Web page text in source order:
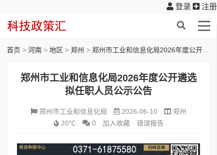
登录 注册
首页 > 河南 > 地区 > 郑州 > 郑州市工业和信息化局2026年度公开遴选拟任职人员公示公告
郑州市工业和信息化局2026年度公开遴选
拟任职人员公示公告
郑州市工业和信息化局 2026-06-10
郑州
20℃
0 加入收藏 错误报告